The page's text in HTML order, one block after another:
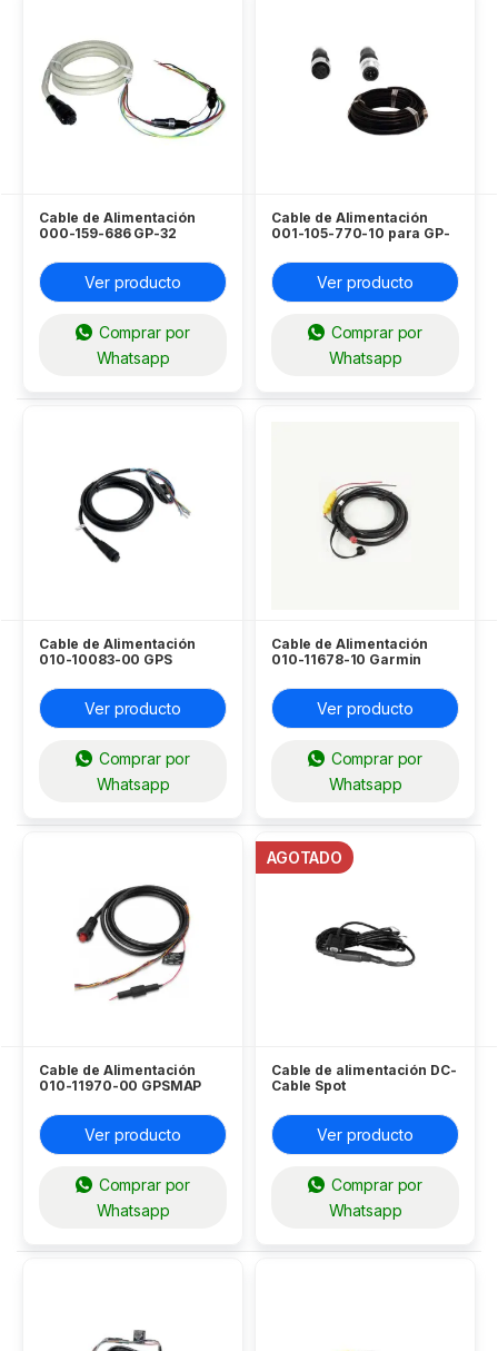
Cable de Alimentación
000-159-686 GP-32
Ver producto
Comprar por
Whatsapp
Cable de Alimentación
001-105-770-10 para GP-
Ver producto
Comprar por
Whatsapp
Cable de Alimentación
010-10083-00 GPS
Ver producto
Comprar por
Whatsapp
Cable de Alimentación
010-11678-10 Garmin
Ver producto
Comprar por
Whatsapp
Cable de Alimentación
010-11970-00 GPSMAP
Ver producto
Comprar por
Whatsapp
AGOTADO
Cable de alimentación DC-
Cable Spot
Ver producto
Comprar por
Whatsapp